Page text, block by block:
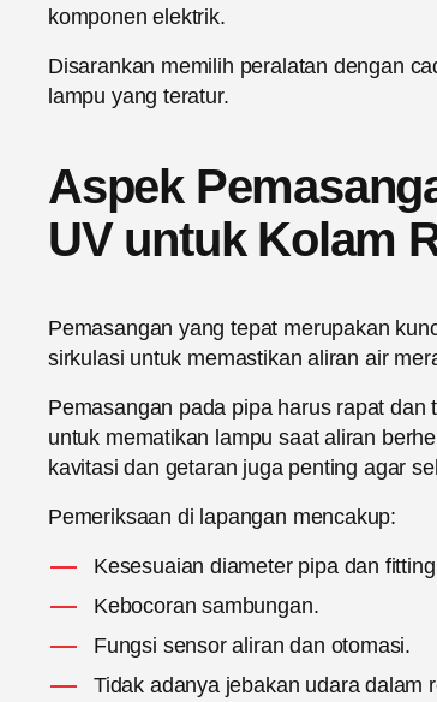
komponen elektrik.
Disarankan memilih peralatan dengan
lampu yang teratur.
Aspek
UV untuk Kolam
Pemasangan yang tepat merupakan
sirkulasi untuk memastikan aliran air
Pemasangan pada pipa harus rapat
untuk mematikan lampu saat aliran
kavitasi dan getaran juga penting agar
Pemeriksaan di lapangan mencakup:
Kesesuaian diameter pipa dan
Kebocoran sambungan.
Fungsi sensor aliran dan otomasi.
Tidak adanya jebakan udara dalam